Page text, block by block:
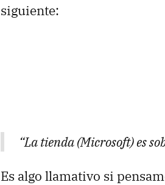
siguiente:
“La tienda (Microsoft) es
Es algo llamativo si